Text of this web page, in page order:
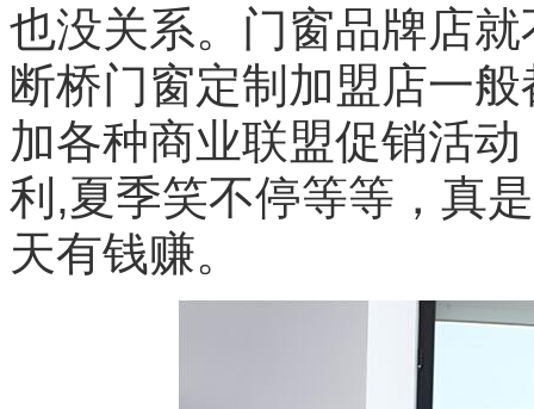
也没关系。门窗品牌店
断桥门窗定制加盟店一
加各种商业联盟促销活
利,夏季笑不停等等，真
天有钱赚。